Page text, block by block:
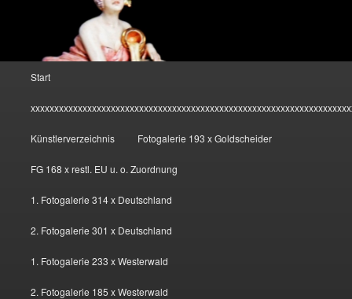
Start
Künstlerverzeichnis Fotogalerie 193 x Goldscheider
FG 168 x restl. EU u. o. Zuordnung
1. Fotogalerie 314 x Deutschland
2. Fotogalerie 301 x Deutschland
1. Fotogalerie 233 x Westerwald
2. Fotogalerie 185 x Westerwald